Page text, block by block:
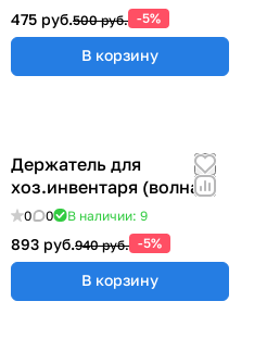
475 руб.500 руб. -5%
В корзину
Держатель для
хоз.инвентаря (волна)
0 0 В наличии: 9
893 руб.940 руб. -5%
В корзину